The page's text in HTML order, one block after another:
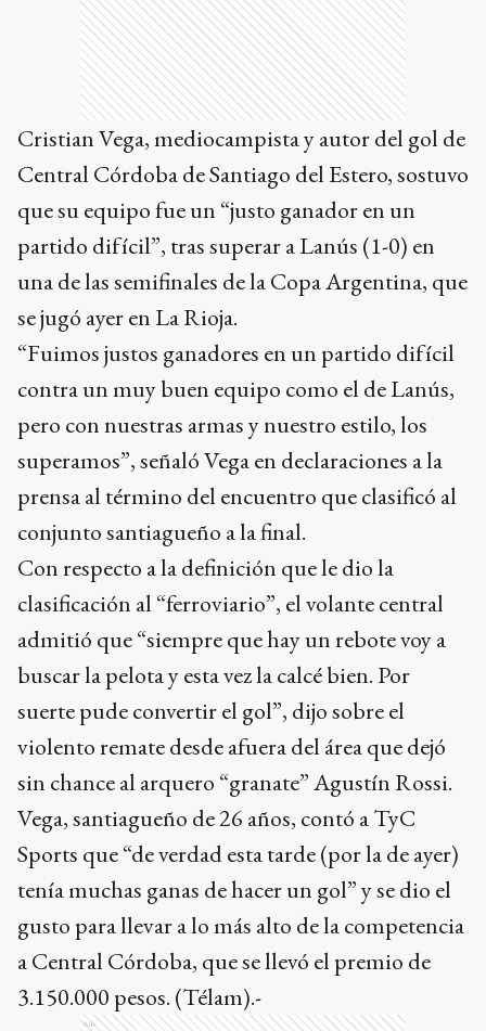
Cristian Vega, mediocampista y autor del gol de
Central Córdoba de Santiago del Estero, sostuvo
que su equipo fue un “justo ganador en un
partido difícil”, tras superar a Lanús (1-0) en
una de las semifinales de la Copa Argentina, que
se jugó ayer en La Rioja.
“Fuimos justos ganadores en un partido difícil
contra un muy buen equipo como el de Lanús,
pero con nuestras armas y nuestro estilo, los
superamos”, señaló Vega en declaraciones a la
prensa al término del encuentro que clasificó al
conjunto santiagueño a la final.
Con respecto a la definición que le dio la
clasificación al “ferroviario”, el volante central
admitió que “siempre que hay un rebote voy a
buscar la pelota y esta vez la calcé bien. Por
suerte pude convertir el gol”, dijo sobre el
violento remate desde afuera del área que dejó
sin chance al arquero “granate” Agustín Rossi.
Vega, santiagueño de 26 años, contó a TyC
Sports que “de verdad esta tarde (por la de ayer)
tenía muchas ganas de hacer un gol” y se dio el
gusto para llevar a lo más alto de la competencia
a Central Córdoba, que se llevó el premio de
3.150.000 pesos. (Télam).-
Ads